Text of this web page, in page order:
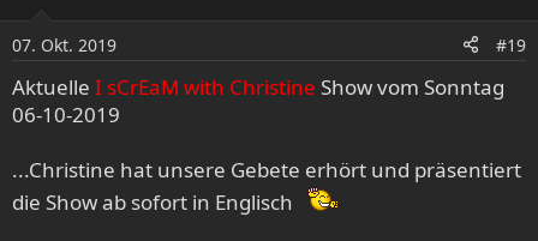
n
e
n
:
07. Okt. 2019 #19
Aktuelle I sCrEaM with Christine Show vom Sonntag
06-10-2019
...Christine hat unsere Gebete erhört und präsentiert
die Show ab sofort in Englisch